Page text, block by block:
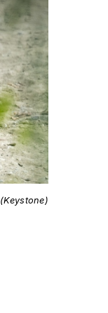
(Keystone)